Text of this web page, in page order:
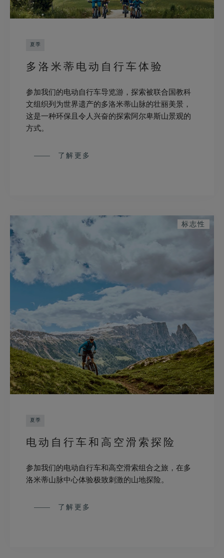
夏季
多洛米蒂电动自行车体验
参加我们的电动自行车导览游，探索被联合国教科
文组织列为世界遗产的多洛米蒂山脉的壮丽美景，
这是一种环保且令人兴奋的探索阿尔卑斯山景观的
方式。
了解更多
标志性
夏季
电动自行车和高空滑索探险
参加我们的电动自行车和高空滑索组合之旅，在多
洛米蒂山脉中心体验极致刺激的山地探险。
了解更多